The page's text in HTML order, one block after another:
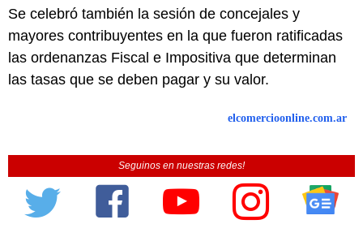
Se celebró también la sesión de concejales y
mayores contribuyentes en la que fueron ratificadas
las ordenanzas Fiscal e Impositiva que determinan
las tasas que se deben pagar y su valor.
elcomercioonline.com.ar
Seguinos en nuestras redes!